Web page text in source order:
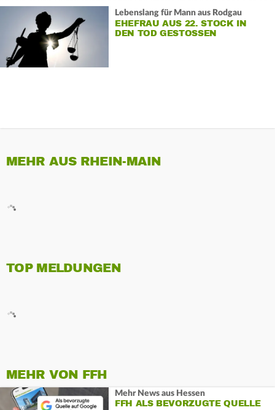
Lebenslang für Mann aus Rodgau
EHEFRAU AUS 22. STOCK IN
DEN TOD GESTOSSEN
MEHR AUS RHEIN-MAIN
TOP MELDUNGEN
MEHR VON FFH
Mehr News aus Hessen
FFH ALS BEVORZUGTE QUELLE